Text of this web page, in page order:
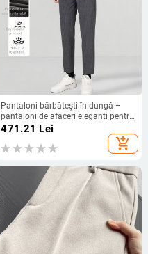
Pantaloni bărbătești în dungă –
pantaloni de afaceri eleganți pentru
iarnă, croială dreaptă, slim, stil
471.21 Lei
add_shopping_cart